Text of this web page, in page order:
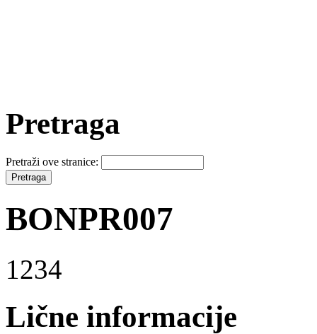
Pretraga
Pretraži ove stranice:
BONPR007
1234
Lične informacije